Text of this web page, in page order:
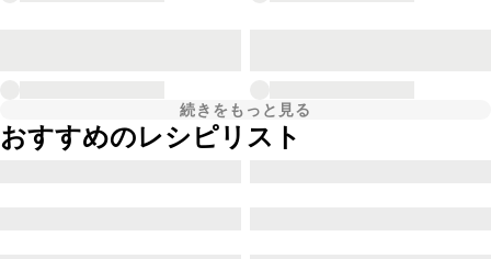
続きをもっと見る
おすすめのレシピリスト